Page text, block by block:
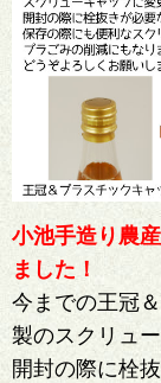
小池手造り農
ました！
今までの王冠
製のスクリュ
開封の際に栓